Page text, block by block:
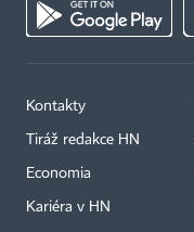
Kontakty
Tiráž redakce HN
Economia
Kariéra v HN